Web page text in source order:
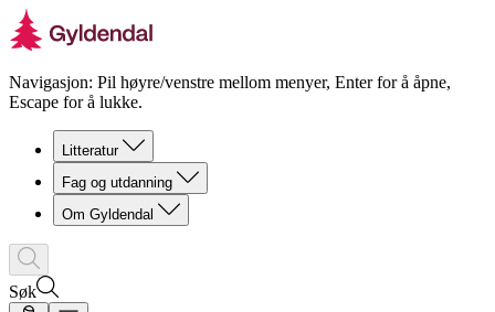
Navigasjon: Pil høyre/venstre mellom menyer, Enter for å åpne,
Escape for å lukke.
Litteratur
Fag og utdanning
Om Gyldendal
Søk